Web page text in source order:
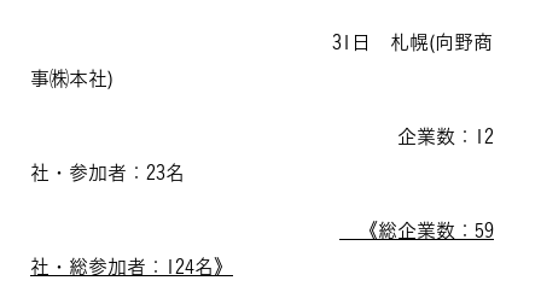
31日 札幌(向野商
事㈱本社)
企業数：12
社・参加者：23名
《総企業数：59
社・総参加者：124名》